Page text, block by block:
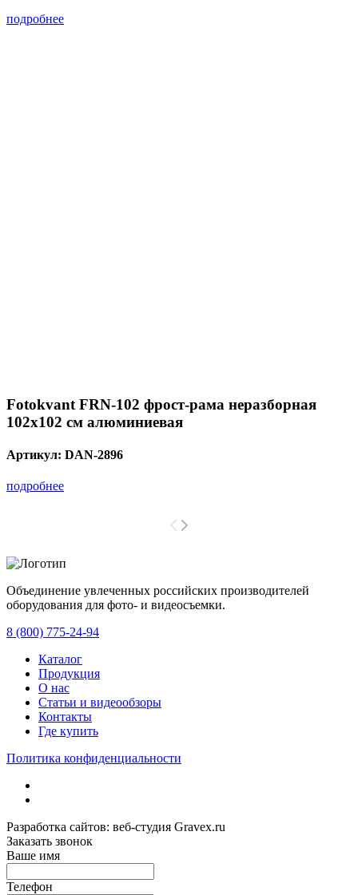
подробнее
Fotokvant FRN-102 фрост-рама неразборная
102х102 см алюминиевая
Артикул: DAN-2896
подробнее
Объединение увлеченных российских производителей
оборудования для фото- и видеосъемки.
8 (800) 775-24-94
Каталог
Продукция
О нас
Статьи и видеообзоры
Контакты
Где купить
Политика конфиденциальности
Разработка сайтов: веб-студия Gravex.ru
Заказать звонок
Ваше имя
Телефон